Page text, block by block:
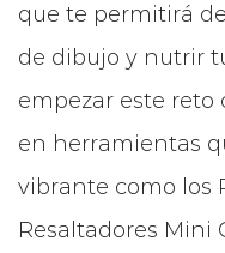
que te permitirá
de dibujo y nutrir
empezar este reto
en herramientas
vibrante como los
Resaltadores Mini